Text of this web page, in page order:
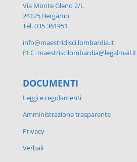
Via Monte Gleno 2/L
24125 Bergamo
Tel. 035 361951
info@maestridisci.lombardia.it
PEC: maestriscilombardia@legalmail.it
DOCUMENTI
Leggi e regolamenti
Amministrazione trasparente
Privacy
Verbali